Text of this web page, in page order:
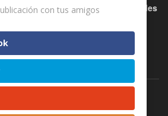
Urbana
Tv / Radio / Redes
con tus amigos